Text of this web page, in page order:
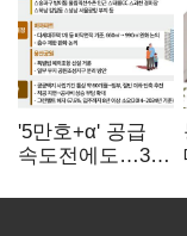
'5만호+α' 공급
속도전에도…3대